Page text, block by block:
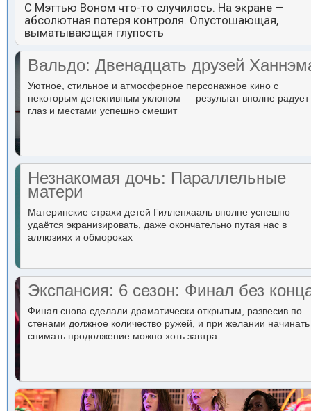
С Мэттью Воном что-то случилось. На экране —
абсолютная потеря контроля. Опустошающая,
выматывающая глупость
Вальдо: Двенадцать друзей
Уютное, стильное и атмосферное персонажное кино с
некоторым детективным уклоном — результат вполне радует
глаз и местами успешно смешит
Незнакомая дочь: Параллельные
матери
Материнские страхи детей Гилленхааль вполне успешно
удаётся экранизировать, даже окончательно путая нас в
аллюзиях и обмороках
Экспансия: 6 сезон: Финал без
Финал снова сделали драматически открытым, развесив по
стенами должное количество ружей, и при желании начинать
снимать продолжение можно хоть завтра